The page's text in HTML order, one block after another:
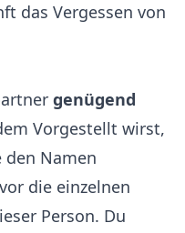
das Vergessen von
genügend
Vorgestellt wirst,
den Namen
die einzelnen
Person. Du